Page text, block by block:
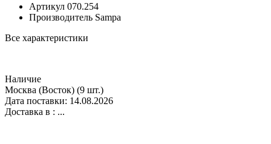
Артикул 070.254
Производитель Sampa
Все характеристики
Наличие
Москва (Восток) (9 шт.)
Дата поставки: 14.08.2026
Доставка в : ...